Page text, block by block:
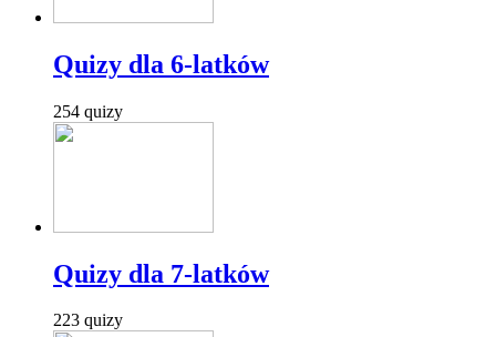
Quizy dla 6-latków
254 quizy
Quizy dla 7-latków
223 quizy